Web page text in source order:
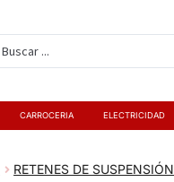
CARROCERIA ELECTRICIDAD
RETENES DE SUSPENSIÓN